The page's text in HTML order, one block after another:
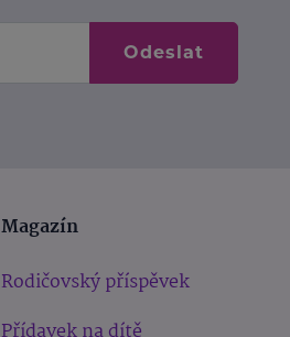
Odeslat
Magazín
Rodičovský příspěvek